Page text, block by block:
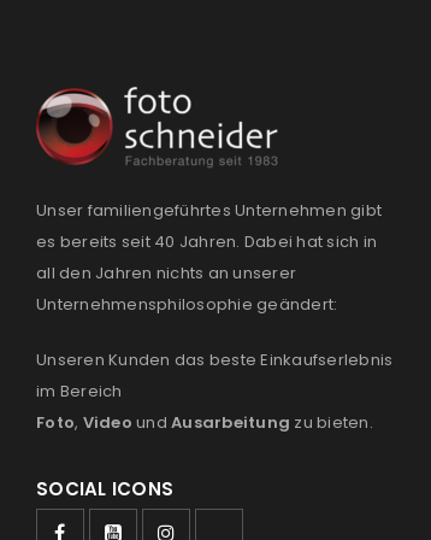
Unser familiengeführtes Unternehmen gibt
es bereits seit 40 Jahren. Dabei hat sich in
all den Jahren nichts an unserer
Unternehmensphilosophie geändert:
Unseren Kunden das beste Einkaufserlebnis
im Bereich
Foto, Video und Ausarbeitung zu bieten.
SOCIAL ICONS